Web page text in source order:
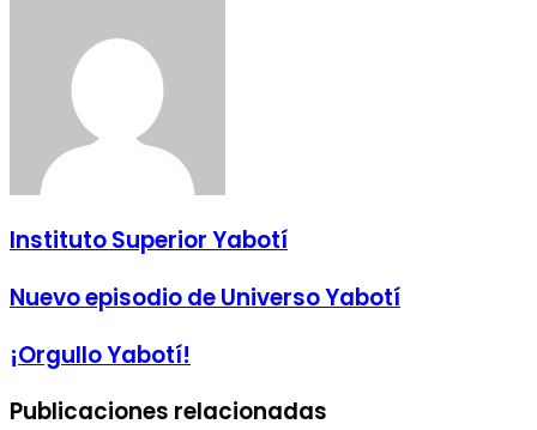
Instituto Superior Yabotí
Nuevo episodio de Universo Yabotí
¡Orgullo Yabotí!
Publicaciones relacionadas